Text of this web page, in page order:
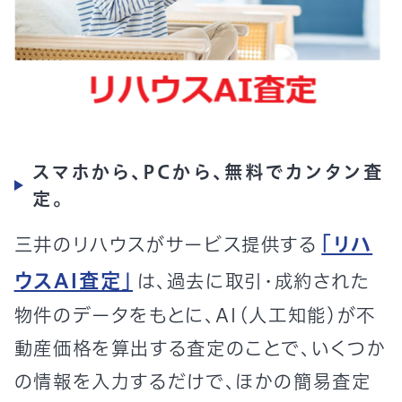
スマホから、PCから、無料でカンタン査
定。
三井のリハウスがサービス提供する 「リハ
ウスAI査定」 は、過去に取引・成約された
物件のデータをもとに、AI（人工知能）が不
動産価格を算出する査定のことで、いくつか
の情報を入力するだけで、ほかの簡易査定